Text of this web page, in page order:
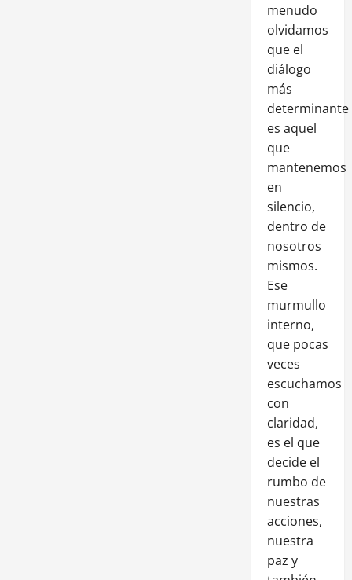
menudo
olvidamos
que el
diálogo
más
determinante
es aquel
que
mantenemos
en
silencio,
dentro de
nosotros
mismos.
Ese
murmullo
interno,
que pocas
veces
escuchamos
con
claridad,
es el que
decide el
rumbo de
nuestras
acciones,
nuestra
paz y